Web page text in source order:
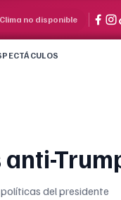
Clima no disponible
anti-
del presidente